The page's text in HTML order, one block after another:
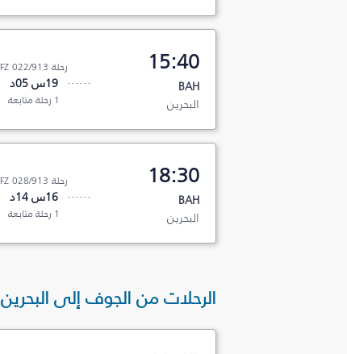
15:40
BAH
البحرين
رحلة FZ 022/913
19س 05د
1 رحلة متابعة
18:30
BAH
البحرين
رحلة FZ 028/913
16س 14د
1 رحلة متابعة
الرحلات من الجوف إلى البحرين